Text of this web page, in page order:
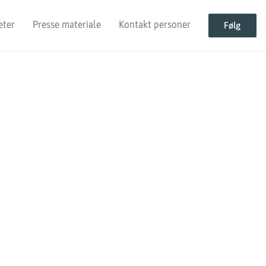
Presse materiale Kontakt personer Følg